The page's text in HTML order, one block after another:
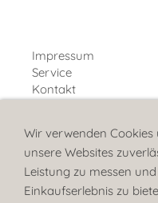
Impressum
Service
Kontakt
Bestellhinweise
Über uns
Muster-Service
Wir verwenden
unsere Websites
Leistung zu messen
Einkaufserlebnis zu